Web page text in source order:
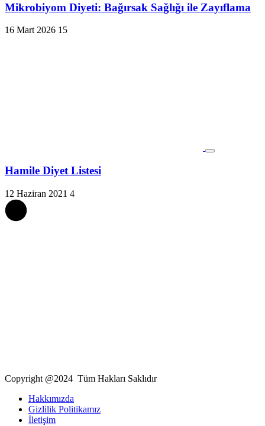
Mikrobiyom Diyeti: Bağırsak Sağlığı ile Zayıflama
16 Mart 2026 15
Hamile Diyet Listesi
12 Haziran 2021 4
Copyright @2024 Tüm Hakları Saklıdır
Hakkımızda
Gizlilik Politikamız
İletişim